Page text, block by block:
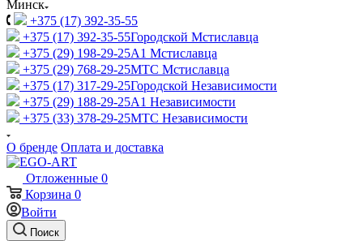
Минск
+375 (17) 392-35-55
+375 (17) 392-35-55Городской Мстиславца
+375 (29) 198-29-25A1 Мстиславца
+375 (29) 768-29-25МТС Мстиславца
+375 (17) 317-29-25Городской Независимости
+375 (29) 188-29-25A1 Независимости
+375 (33) 378-29-25МТС Независимости
О бренде Оплата и доставка
Отложенные 0
Корзина 0
Войти
Поиск